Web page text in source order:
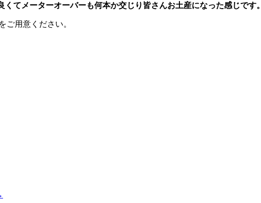
てメーターオーバーも何本か交じり皆さんお土産になった感じです。
ご用意ください。